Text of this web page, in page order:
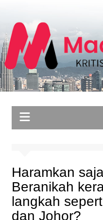
content
Haramkan
Beranikah
langkah
dan Johor?